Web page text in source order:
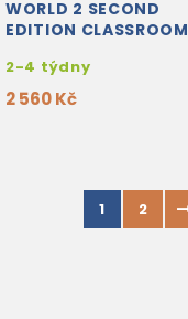
WORLD 2 SECOND
EDITION CLASSROOM
2-4 týdny
2 560 Kč
1 2